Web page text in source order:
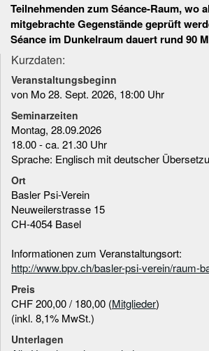
Teilnehmenden zum Séance-Raum, wo
mitgebrachte Gegenstände geprüft
Séance im Dunkelraum dauert rund 90
Kurzdaten:
Veranstaltungsbeginn
von Mo 28. Sept. 2026, 18:00 Uhr
Seminarzeiten
Montag, 28.09.2026
18.00 - ca. 21.30 Uhr
Sprache: Englisch mit deutscher
Ort
Basler Psi-Verein
Neuweilerstrasse 15
CH-4054 Basel
Informationen zum Veranstaltungsort:
http://www.bpv.ch/basler-psi-verein/raum-
Preis
CHF 200,00 / 180,00 (Mitglieder)
(inkl. 8,1% MwSt.)
Unterlagen